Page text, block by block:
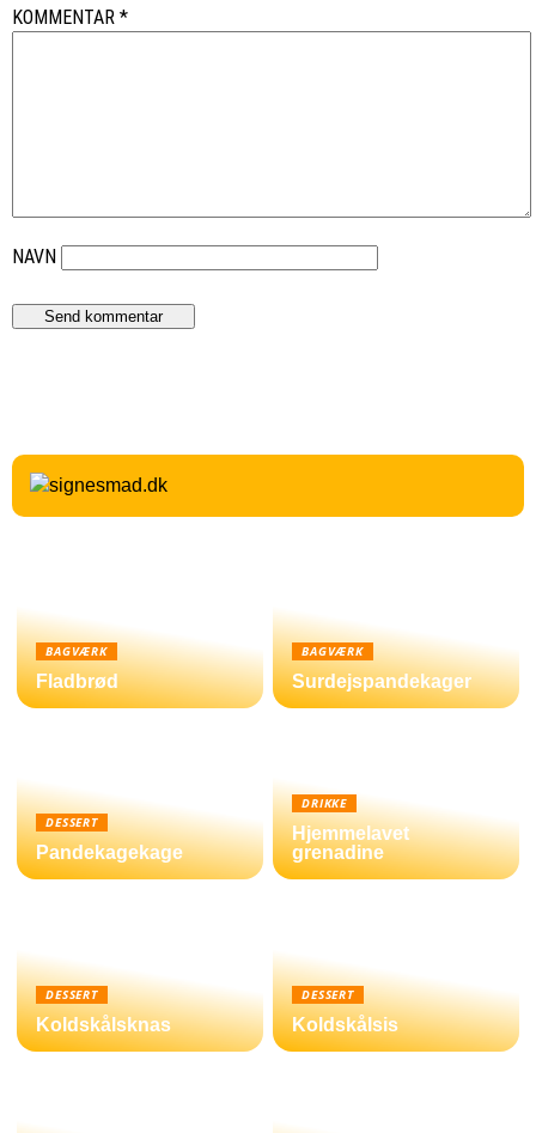
KOMMENTAR *
NAVN
BAGVÆRK
Fladbrød
BAGVÆRK
Surdejspandekager
DESSERT
Pandekagekage
DRIKKE
Hjemmelavet
grenadine
DESSERT
Koldskålsknas
DESSERT
Koldskålsis